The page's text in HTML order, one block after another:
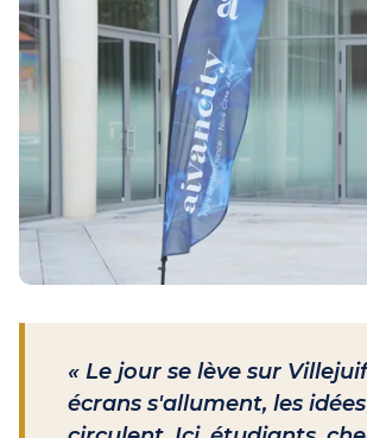
« Le jour se lève sur
écrans s'allument, les idées